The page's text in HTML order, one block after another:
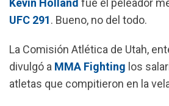
c
e
o
o
k
a
t
A
p
p
l
e
r
a
m
a
i
Kevin Holland fue el peleador
UFC 291. Bueno, no del todo.
La Comisión Atlética de Utah,
divulgó a MMA Fighting los
atletas que compitieron en la